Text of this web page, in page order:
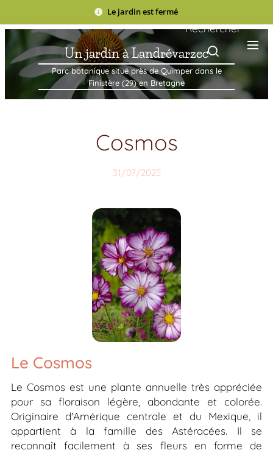
Le jardin est fermé
Un jardin à Landrévarzec
Parc botanique situé près de Quimper dans le
Finistère (29) en Bretagne
Rechercher
Cosmos
31/07/2025
Le Cosmos
Le Cosmos est une plante annuelle très appréciée
pour sa floraison légère, abondante et colorée.
Originaire d'Amérique centrale et du Mexique, il
appartient à la famille des Astéracées. Il se
reconnaît facilement à ses fleurs en forme de